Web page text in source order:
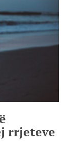
rrjeteve